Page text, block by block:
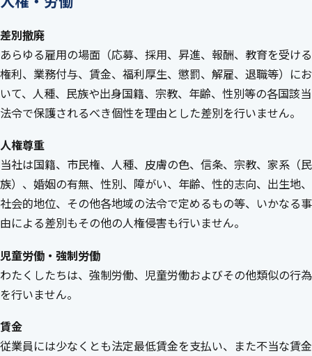
差別撤廃
あらゆる雇用の場面（応募、採用、昇進、報酬、教育を受ける
権利、業務付与、賃金、福利厚生、懲罰、解雇、退職等）にお
いて、人種、民族や出身国籍、宗教、年齢、性別等の各国該当
法令で保護されるべき個性を理由とした差別を行いません。
人権尊重
当社は国籍、市民権、人種、皮膚の色、信条、宗教、家系（民
族）、婚姻の有無、性別、障がい、年齢、性的志向、出生地、
社会的地位、その他各地域の法令で定めるもの等、いかなる事
由による差別もその他の人権侵害も行いません。
児童労働・強制労働
わたくしたちは、強制労働、児童労働およびその他類似の行為
を行いません。
賃金
従業員には少なくとも法定最低賃金を支払い、また不当な賃金